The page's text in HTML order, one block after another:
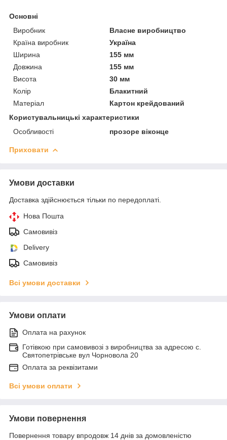
Основні
Виробник
Власне виробництво
Країна виробник
Україна
Ширина
155 мм
Довжина
155 мм
Висота
30 мм
Колір
Блакитний
Матеріал
Картон крейдований
Користувальницькі характеристики
Особливості
прозоре віконце
Приховати
Умови доставки
Доставка здійснюється тільки по передоплаті.
Нова Пошта
Самовивіз
Delivery
Самовивіз
Всі умови доставки
Умови оплати
Оплата на рахунок
Готівкою при самовивозі з виробництва за адресою с.
Святопетрівське вул Чорновола 20
Оплата за реквізитами
Всі умови оплати
Умови повернення
Повернення товару впродовж 14 днів за домовленістю